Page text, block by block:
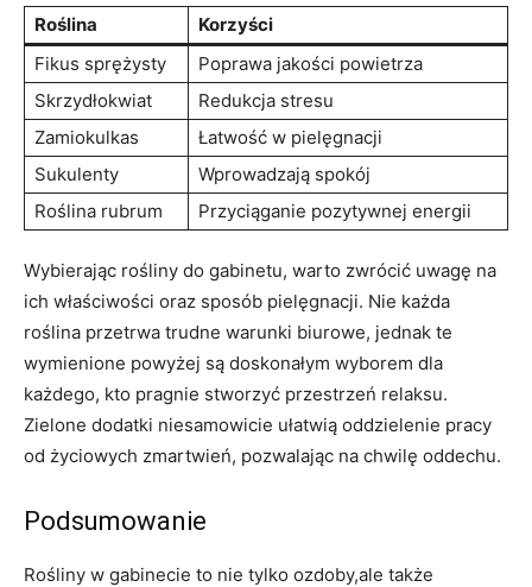
Roślina
Korzyści
Fikus sprężysty
Poprawa jakości powietrza
Skrzydłokwiat
Redukcja stresu
Zamiokulkas
Łatwość w pielęgnacji
Sukulenty
Wprowadzają spokój
Roślina rubrum
Przyciąganie pozytywnej energii
Wybierając rośliny do gabinetu, warto zwrócić uwagę na
ich właściwości oraz sposób pielęgnacji. Nie każda
roślina przetrwa trudne warunki biurowe, jednak te
wymienione powyżej są doskonałym wyborem dla
każdego, kto pragnie stworzyć przestrzeń relaksu.
Zielone dodatki niesamowicie ułatwią oddzielenie pracy
od życiowych zmartwień, pozwalając na chwilę oddechu.
Podsumowanie
Rośliny w gabinecie to nie tylko ozdoby,ale także